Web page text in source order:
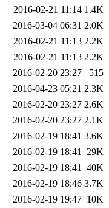
2016-02-21 11:14 1.4K
2016-03-04 06:31 2.0K
2016-02-21 11:13 2.2K
2016-02-21 11:13 2.2K
2016-02-20 23:27
515
2016-04-23 05:21 2.3K
2016-02-20 23:27 2.6K
2016-02-20 23:27 2.1K
2016-02-19 18:41 3.6K
2016-02-19 18:41 29K
2016-02-19 18:41 40K
2016-02-19 18:46 3.7K
2016-02-19 19:47 10K